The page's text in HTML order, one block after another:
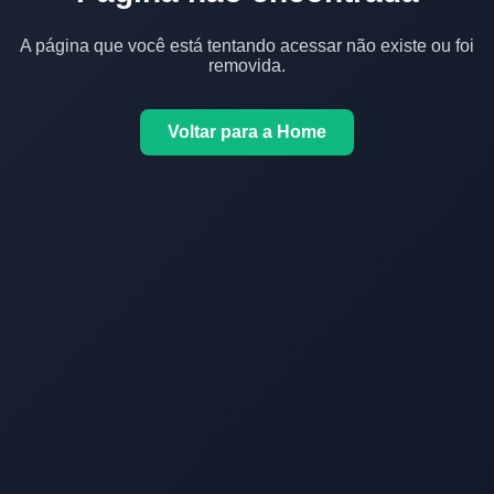
A página que você está tentando acessar não existe ou foi
removida.
Voltar para a Home